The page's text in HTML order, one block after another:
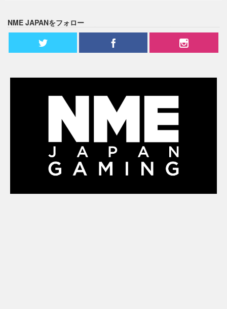
NME JAPANをフォロー